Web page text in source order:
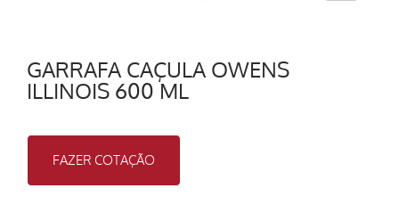
GARRAFA CAÇULA OWENS
ILLINOIS 600 ML
FAZER COTAÇÃO